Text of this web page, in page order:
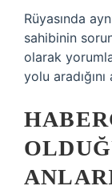
Rüyasında
sahibinin
olarak
yolu